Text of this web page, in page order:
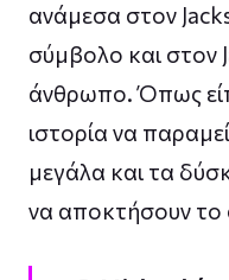
ανάμεσα στον
σύμβολο και
άνθρωπο. Όπως
ιστορία να
μεγάλα και τα
να αποκτήσουν